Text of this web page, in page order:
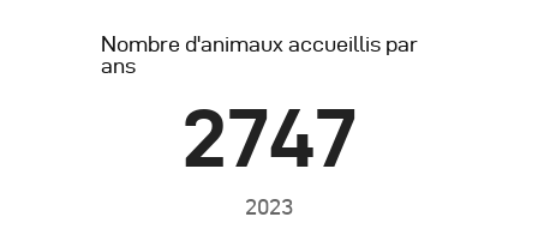
Nombre d'animaux accueillis par
ans
2747
2023